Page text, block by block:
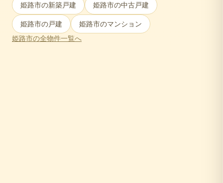
姫路市の新築戸建 姫路市の中古戸建
姫路市の戸建 姫路市のマンション
姫路市の全物件一覧へ